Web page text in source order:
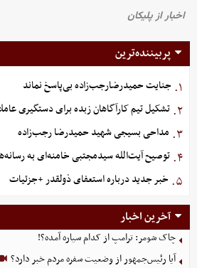
پربیننده‌ترین
۱. جنایت حمیدرضارجب‌زاده بی‌پاسخ نماند
۲. تشکیل تیم کارآگاهان زبده برای دستگیری
۳. مداحی بسیجی شهید حمیدرضا رجب‌زاده
۴. توصیح آیت‌الله سیدمجتبی خامنه‌ای به
۵. خبر جدید درباره استعفای ذولقدر +جزئیات
آخرین اخبار
چاک شومر: ترامپ از کدام سیاره آمده؟!
آیا رئیس‌جمهور از وضعیت سفره مردم خبر دارد؟